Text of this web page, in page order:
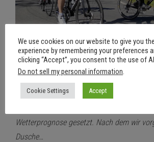
26. April 2022 Aus
RSDD@FrattaTerme – Tag 4
RSDD
Wetterprognose gesetzt. Nach dem wir
Dusche…
We use cookies on our website to give you
experience by remembering your preferences
clicking “Accept”, you consent to the use of
Do not sell my personal information.
Cookie Settings Accept